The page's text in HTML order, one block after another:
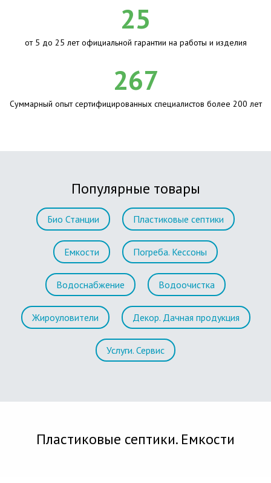
25
от 5 до 25 лет официальной гарантии на работы и изделия
267
Суммарный опыт сертифицированных специалистов более 200 лет
Популярные товары
Био Станции Пластиковые септики
Емкости Погреба. Кессоны
Водоснабжение Водоочистка
Жироуловители Декор. Дачная продукция
Услуги. Сервис
Пластиковые септики. Емкости